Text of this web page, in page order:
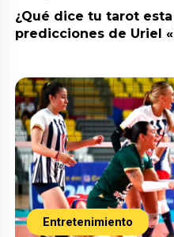
¿Qué dice tu tarot
predicciones de Uriel
Entretenimiento